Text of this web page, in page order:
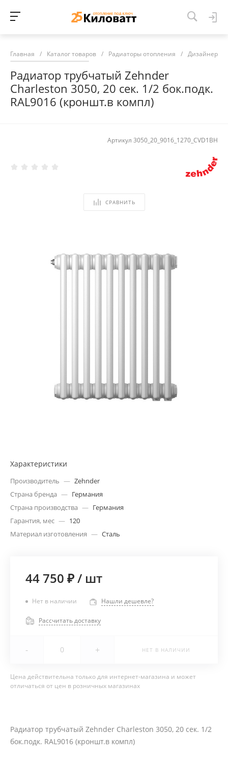
Главная / Каталог товаров / Радиаторы отопления /
Радиатор трубчатый Zehnder
Charleston 3050, 20 сек. 1/2 бок.подк.
RAL9016 (кроншт.в компл)
Артикул 3050_20_9016_1270_CVD1BH
СРАВНИТЬ
Характеристики
Производитель — Zehnder
Страна бренда — Германия
Страна производства — Германия
Гарантия, мес — 120
Материал изготовления — Сталь
44 750 ₽/ шт
Нет в наличии Нашли дешевле?
Рассчитать доставку
- + НЕТ В НАЛИЧИИ
Цена действительна только для интернет-магазина и может
отличаться от цен в розничных магазинах
Радиатор трубчатый Zehnder Charleston 3050, 20 сек. 1/2
бок.подк. RAL9016 (кроншт.в компл)